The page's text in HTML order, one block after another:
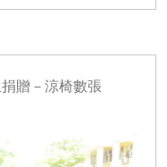
贈－涼椅數張